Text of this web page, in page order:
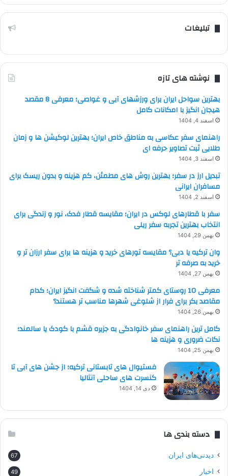
تبلیغات
نوشته های تازه
بهترین سواحل ایران برای ورزشهای آبی و غواصی؛ معرفی 8 مقصد
هیجان انگیز با امکانات کامل
اسفند 4, 1404
راهنمای سفر عکاسی به مناطق خاص ایران؛ بهترین لوکیشن ها و زمان
طلایی ثبت تصاویر حرفه ای
اسفند 3, 1404
تبدیل ارز در سفر؛ بهترین روش های مطمئن، کم هزینه و بدون ریسک برای
مسافران ایرانی
اسفند 2, 1404
سفر با قطارهای لوکس در ایران؛ مقایسه قطار فدک، نور و زندگی برای
انتخاب بهترین تجربه سفر ریلی
بهمن 29, 1404
وان ترکیه یا دبی؟ مقایسه تورهای خرید و هزینه ها برای سفر ارزان تر و
خرید به صرفه تر
بهمن 27, 1404
معرفی 10 روستای کمتر شناخته شده و شگفت انگیز ایران؛ کدام
مقاصد بکر برای فرار از شلوغی شهرها مناسب تر هستند؟
بهمن 26, 1404
کامل ترین راهنمای سفر خانوادگی به جزیره قشم با کودک یا سالمند؛
نکات ضروری و هزینه ها
بهمن 25, 1404
فستیوال های تابستانی ترکیه؛ از جشن های آبی تا
کنسرت های ساحلی آنتالیا
دی 14, 1404
دسته بندی ها
دیدنی‌های ایران 67
اخبار 49